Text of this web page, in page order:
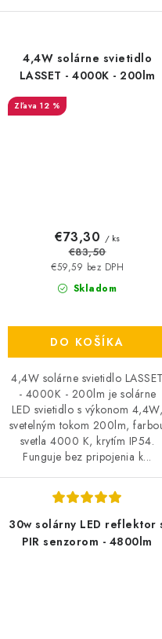
4,4W solárne svietidlo
LASSET - 4000K - 200lm
12 %
Skladom
€59,59 bez DPH
€73,30 / ks
€83,50
DO KOŠÍKA
4,4W solárne svietidlo LASSET
- 4000K - 200lm je solárne
LED svietidlo s výkonom 4,4W,
svetelným tokom 200lm,
svetla 4000 K, krytím IP54.
Funguje bez pripojenia k...
30w solárny LED reflektor
PIR senzorom - 4800lm